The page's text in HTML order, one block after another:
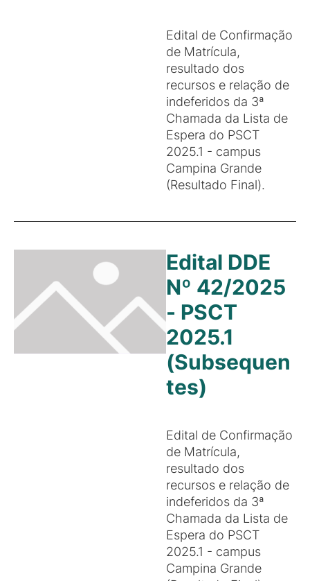
Edital de Confirmação
de Matrícula,
resultado dos
recursos e relação de
indeferidos da 3ª
Chamada da Lista de
Espera do PSCT
2025.1 - campus
Campina Grande
(Resultado Final).
Edital DDE
Nº 42/2025
- PSCT
2025.1
(Subsequen
tes)
Edital de Confirmação
de Matrícula,
resultado dos
recursos e relação de
indeferidos da 3ª
Chamada da Lista de
Espera do PSCT
2025.1 - campus
Campina Grande